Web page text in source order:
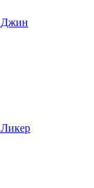
Джин
Ликер